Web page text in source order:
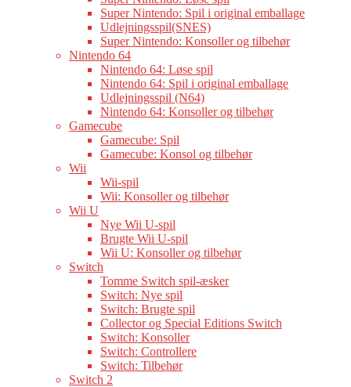
Super Nintendo: Spil i original emballage
Udlejningsspil(SNES)
Super Nintendo: Konsoller og tilbehør
Nintendo 64
Nintendo 64: Løse spil
Nintendo 64: Spil i original emballage
Udlejningsspil (N64)
Nintendo 64: Konsoller og tilbehør
Gamecube
Gamecube: Spil
Gamecube: Konsol og tilbehør
Wii
Wii-spil
Wii: Konsoller og tilbehør
Wii U
Nye Wii U-spil
Brugte Wii U-spil
Wii U: Konsoller og tilbehør
Switch
Tomme Switch spil-æsker
Switch: Nye spil
Switch: Brugte spil
Collector og Special Editions Switch
Switch: Konsoller
Switch: Controllere
Switch: Tilbehør
Switch 2